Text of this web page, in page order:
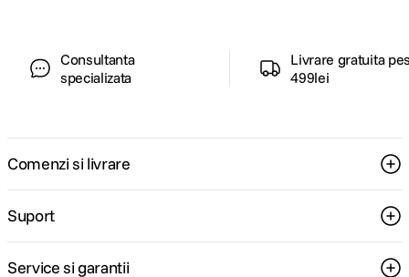
Consultanta
specializata
Livrare gratuita
499lei
Comenzi si livrare
Suport
Service si garantii